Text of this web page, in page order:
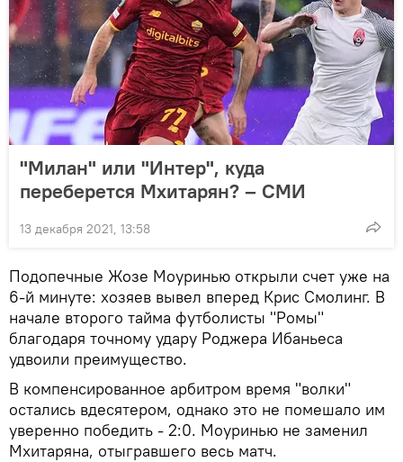
"Милан" или "Интер", куда
переберется Мхитарян? – СМИ
13 декабря 2021, 13:58
Подопечные Жозе Моуринью открыли счет уже на
6-й минуте: хозяев вывел вперед Крис Смолинг. В
начале второго тайма футболисты "Ромы"
благодаря точному удару Роджера Ибаньеса
удвоили преимущество.
В компенсированное арбитром время "волки"
остались вдесятером, однако это не помешало им
уверенно победить - 2:0. Моуринью не заменил
Мхитаряна, отыгравшего весь матч.